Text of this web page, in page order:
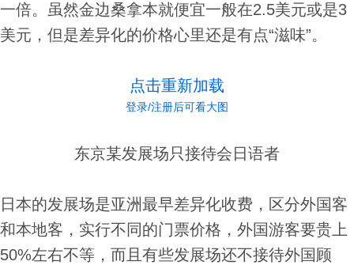
一倍。虽然金边桑拿本就便宜一般在2.5美元或是3
美元，但是差异化的价格心里还是有点“滋味”。
点击重新加载
登录/注册后可看大图
东京某发展场只接待会日语者
日本的发展场是亚洲最早差异化收费，区分外国客
和本地客，实行不同的门票价格，外国游客要贵上
50%左右不等，而且有些发展场还不接待外国顾